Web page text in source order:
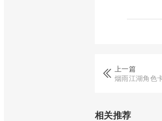
上一篇
烟雨江湖角色
相关推荐